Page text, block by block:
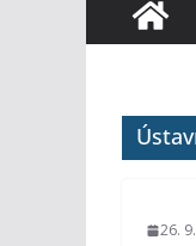
26.